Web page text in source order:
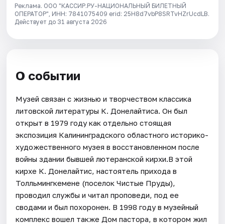
Реклама. ООО "КАССИР.РУ-НАЦИОНАЛЬНЫЙ БИЛЕТНЫЙ
ОПЕРАТОР", ИНН: 7841075409 erid: 25H8d7vbP8SRTvHZrUcdLB.
Действует до 31 августа 2026
О событии
Музей связан с жизнью и творчеством классика
литовской литературы К. Донелайтиса. Он был
открыт в 1979 году как отдельно стоящая
экспозиция Калининградского областного историко-
художественного музея в восстановленном после
войны здании бывшей лютеранской кирхи.В этой
кирхе К. Донелайтис, настоятель прихода в
Толльмингкемене (поселок Чистые Пруды),
проводил службы и читал проповеди, под ее
сводами и был похоронен. В 1998 году в музейный
комплекс вошел также Дом пастора, в котором жил